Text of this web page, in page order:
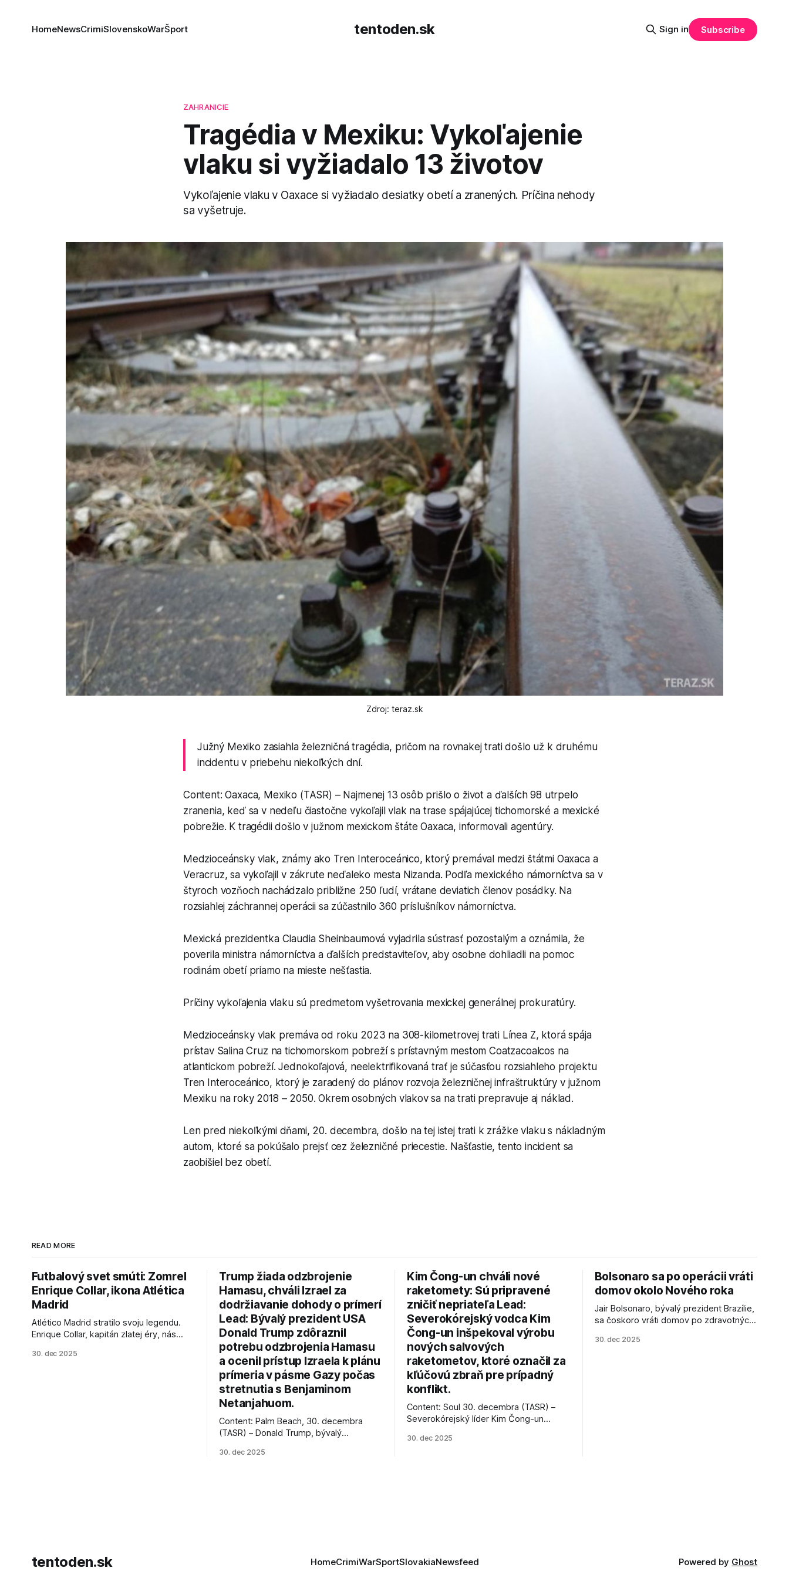
tentoden.sk
HomeNewsCrimiSlovenskoWarŠport Sign in Subscribe
ZAHRANICIE
Tragédia v Mexiku: Vykoľajenie
vlaku si vyžiadalo 13 životov
Vykoľajenie vlaku v Oaxace si vyžiadalo desiatky obetí a zranených. Príčina nehody
sa vyšetruje.
Zdroj: teraz.sk
Južný Mexiko zasiahla železničná tragédia, pričom na rovnakej trati došlo už k druhému
incidentu v priebehu niekoľkých dní.
Content: Oaxaca, Mexiko (TASR) – Najmenej 13 osôb prišlo o život a ďalších 98 utrpelo
zranenia, keď sa v nedeľu čiastočne vykoľajil vlak na trase spájajúcej tichomorské a mexické
pobrežie. K tragédii došlo v južnom mexickom štáte Oaxaca, informovali agentúry.
Medzioceánsky vlak, známy ako Tren Interoceánico, ktorý premával medzi štátmi Oaxaca a
Veracruz, sa vykoľajil v zákrute neďaleko mesta Nizanda. Podľa mexického námorníctva sa v
štyroch vozňoch nachádzalo približne 250 ľudí, vrátane deviatich členov posádky. Na
rozsiahlej záchrannej operácii sa zúčastnilo 360 príslušníkov námorníctva.
Mexická prezidentka Claudia Sheinbaumová vyjadrila sústrasť pozostalým a oznámila, že
poverila ministra námorníctva a ďalších predstaviteľov, aby osobne dohliadli na pomoc
rodinám obetí priamo na mieste nešťastia.
Príčiny vykoľajenia vlaku sú predmetom vyšetrovania mexickej generálnej prokuratúry.
Medzioceánsky vlak premáva od roku 2023 na 308-kilometrovej trati Línea Z, ktorá spája
prístav Salina Cruz na tichomorskom pobreží s prístavným mestom Coatzacoalcos na
atlantickom pobreží. Jednokoľajová, neelektrifikovaná trať je súčasťou rozsiahleho projektu
Tren Interoceánico, ktorý je zaradený do plánov rozvoja železničnej infraštruktúry v južnom
Mexiku na roky 2018 – 2050. Okrem osobných vlakov sa na trati prepravuje aj náklad.
Len pred niekoľkými dňami, 20. decembra, došlo na tej istej trati k zrážke vlaku s nákladným
autom, ktoré sa pokúšalo prejsť cez železničné priecestie. Našťastie, tento incident sa
zaobišiel bez obetí.
READ MORE
Futbalový svet smúti: Zomrel
Enrique Collar, ikona Atlética
Madrid
Atlético Madrid stratilo svoju legendu.
Enrique Collar, kapitán zlatej éry, nás
jeho úspechy a odkaz.
30. dec 2025
Trump žiada odzbrojenie
Hamasu, chváli Izrael za
dodržiavanie dohody o prímerí
Lead: Bývalý prezident USA
Donald Trump zdôraznil
potrebu odzbrojenia Hamasu
a ocenil prístup Izraela k plánu
prímeria v pásme Gazy počas
stretnutia s Benjaminom
Netanjahuom.
Content: Palm Beach, 30. decembra
(TASR) – Donald Trump, bývalý
vyhlásil, že odzbrojenie palestínskeho
30. dec 2025
Kim Čong-un chváli nové
raketomety: Sú pripravené
zničiť nepriateľa Lead:
Severokórejský vodca Kim
Čong-un inšpekoval výrobu
nových salvových
raketometov, ktoré označil za
kľúčovú zbraň pre prípadný
konflikt.
Content: Soul 30. decembra (TASR) –
Severokórejský líder Kim Čong-un
najnovšie salvové raketomety a nešetril
30. dec 2025
Bolsonaro sa po operácii vráti
domov okolo Nového roka
Jair Bolsonaro, bývalý prezident Brazílie,
sa čoskoro vráti domov po zdravotných
30. dec 2025
tentoden.sk HomeCrimiWarSportSlovakiaNewsfeed Powered by Ghost